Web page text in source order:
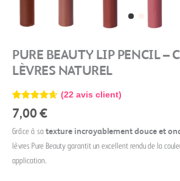
PURE BEAUTY LIP PENCIL –
LÈVRES NATUREL
Noté 4.64
sur 5
22
notations
client
(22avis client)
7,00€
Grâce à sa texture incroyablement douce et
lèvres Pure Beauty garantit un excellent rendu de la
application.